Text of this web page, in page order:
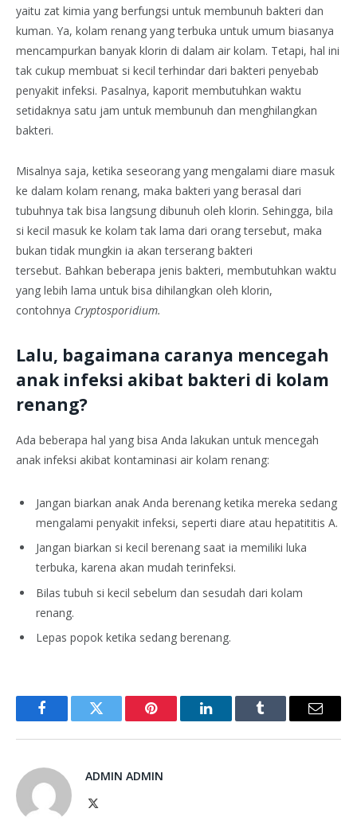
yaitu zat kimia yang berfungsi untuk membunuh bakteri dan
kuman. Ya, kolam renang yang terbuka untuk umum biasanya
mencampurkan banyak klorin di dalam air kolam. Tetapi, hal ini
tak cukup membuat si kecil terhindar dari bakteri penyebab
penyakit infeksi. Pasalnya, kaporit membutuhkan waktu
setidaknya satu jam untuk membunuh dan menghilangkan
bakteri.
Misalnya saja, ketika seseorang yang mengalami diare masuk
ke dalam kolam renang, maka bakteri yang berasal dari
tubuhnya tak bisa langsung dibunuh oleh klorin. Sehingga, bila
si kecil masuk ke kolam tak lama dari orang tersebut, maka
bukan tidak mungkin ia akan terserang bakteri
tersebut. Bahkan beberapa jenis bakteri, membutuhkan waktu
yang lebih lama untuk bisa dihilangkan oleh klorin,
contohnya Cryptosporidium.
Lalu, bagaimana caranya mencegah
anak infeksi akibat bakteri di kolam
renang?
Ada beberapa hal yang bisa Anda lakukan untuk mencegah
anak infeksi akibat kontaminasi air kolam renang:
Jangan biarkan anak Anda berenang ketika mereka sedang
mengalami penyakit infeksi, seperti diare atau hepatititis A.
Jangan biarkan si kecil berenang saat ia memiliki luka
terbuka, karena akan mudah terinfeksi.
Bilas tubuh si kecil sebelum dan sesudah dari kolam
renang.
Lepas popok ketika sedang berenang.
FacebookTwitter Pinterest LinkedInTumblr Email
ADMIN ADMIN